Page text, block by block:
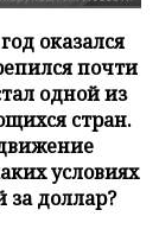
оказался
почти
одной из
стран.
условиях
за доллар?